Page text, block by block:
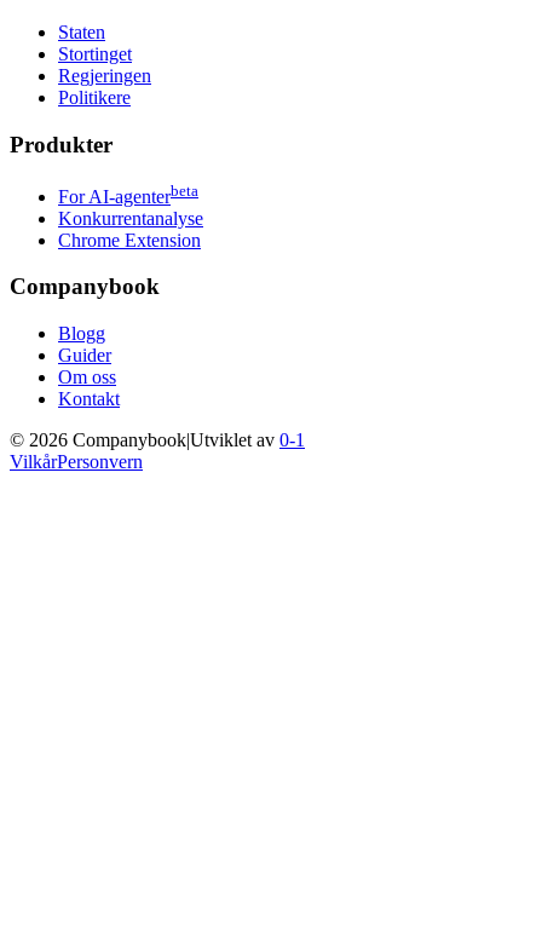
Staten
Stortinget
Regjeringen
Politikere
Produkter
For AI-agenterbeta
Konkurrentanalyse
Chrome Extension
Companybook
Blogg
Guider
Om oss
Kontakt
© 2026 Companybook|Utviklet av 0-1
VilkårPersonvern